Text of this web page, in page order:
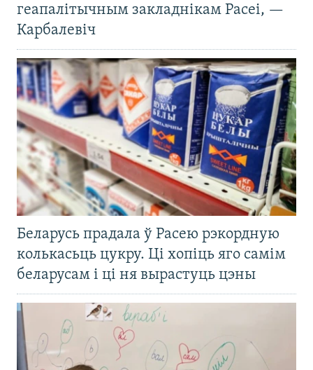
геапалітычным закладнікам Расеі, —
Карбалевіч
Беларусь прадала ў Расею рэкордную
колькасьць цукру. Ці хопіць яго самім
беларусам і ці ня вырастуць цэны